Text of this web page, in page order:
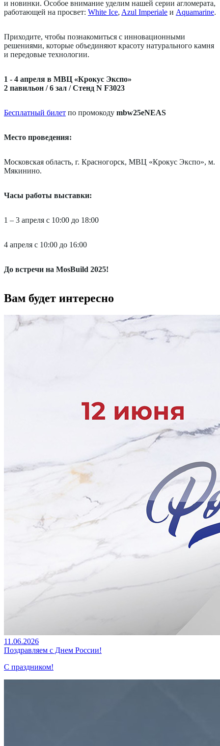
и новинки. Особое внимание уделим нашей серии агломерата,
работающей на просвет: White Ice, Azul Imperiale и Aquamarine.
Приходите, чтобы познакомиться с инновационными
решениями, которые объединяют красоту натурального камня
и передовые технологии.
1 - 4 апреля в МВЦ «Крокус Экспо»
2 павильон / 6 зал / Стенд N F3023
Бесплатный билет по промокоду mbw25eNEAS
Место проведения:
Московская область, г. Красногорск, МВЦ «Крокус Экспо», м.
Мякинино.
Часы работы выставки:
1 – 3 апреля с 10:00 до 18:00
4 апреля с 10:00 до 16:00
До встречи на MosBuild 2025!
Вам будет интересно
11.06.2026
Поздравляем с Днем России!
С праздником!